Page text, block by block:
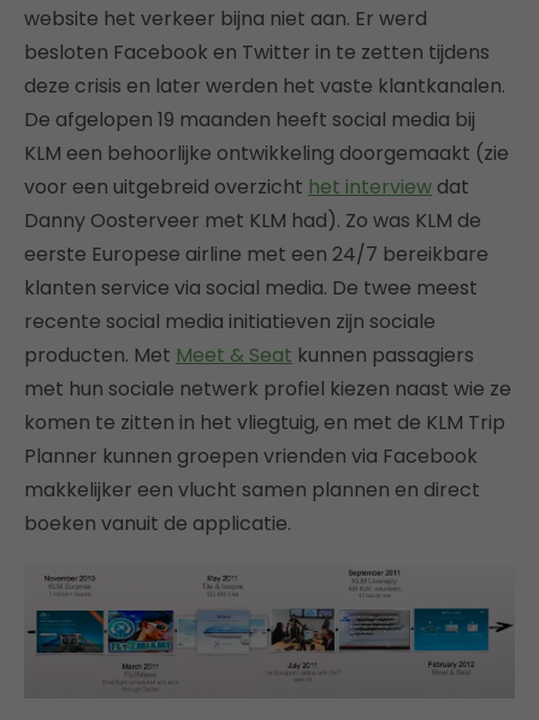
website het verkeer bijna niet aan. Er werd
besloten Facebook en Twitter in te zetten tijdens
deze crisis en later werden het vaste klantkanalen.
De afgelopen 19 maanden heeft social media bij
KLM een behoorlijke ontwikkeling doorgemaakt (zie
voor een uitgebreid overzicht het interview dat
Danny Oosterveer met KLM had). Zo was KLM de
eerste Europese airline met een 24/7 bereikbare
klanten service via social media. De twee meest
recente social media initiatieven zijn sociale
producten. Met Meet & Seat kunnen passagiers
met hun sociale netwerk profiel kiezen naast wie ze
komen te zitten in het vliegtuig, en met de KLM Trip
Planner kunnen groepen vrienden via Facebook
makkelijker een vlucht samen plannen en direct
boeken vanuit de applicatie.